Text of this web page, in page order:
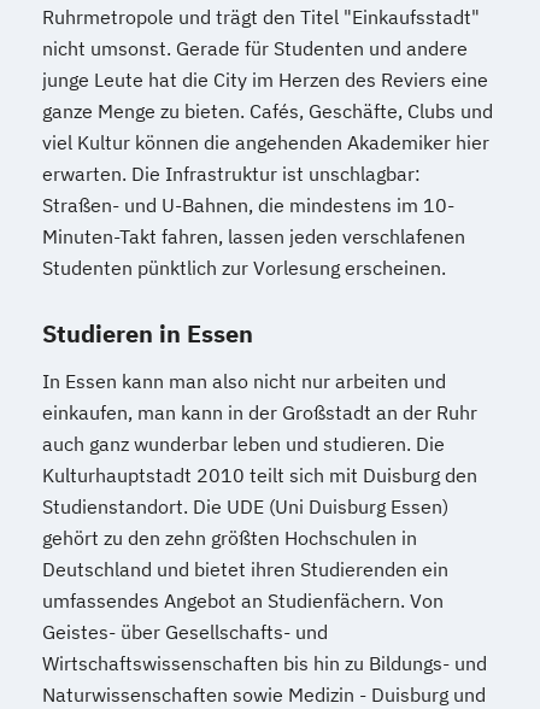
Ruhrmetropole und trägt den Titel "Einkaufsstadt"
nicht umsonst. Gerade für Studenten und andere
junge Leute hat die City im Herzen des Reviers eine
ganze Menge zu bieten. Cafés, Geschäfte, Clubs und
viel Kultur können die angehenden Akademiker hier
erwarten. Die Infrastruktur ist unschlagbar:
Straßen- und U-Bahnen, die mindestens im 10-
Minuten-Takt fahren, lassen jeden verschlafenen
Studenten pünktlich zur Vorlesung erscheinen.
Studieren in Essen
In Essen kann man also nicht nur arbeiten und
einkaufen, man kann in der Großstadt an der Ruhr
auch ganz wunderbar leben und studieren. Die
Kulturhauptstadt 2010 teilt sich mit Duisburg den
Studienstandort. Die UDE (Uni Duisburg Essen)
gehört zu den zehn größten Hochschulen in
Deutschland und bietet ihren Studierenden ein
umfassendes Angebot an Studienfächern. Von
Geistes- über Gesellschafts- und
Wirtschaftswissenschaften bis hin zu Bildungs- und
Naturwissenschaften sowie Medizin - Duisburg und